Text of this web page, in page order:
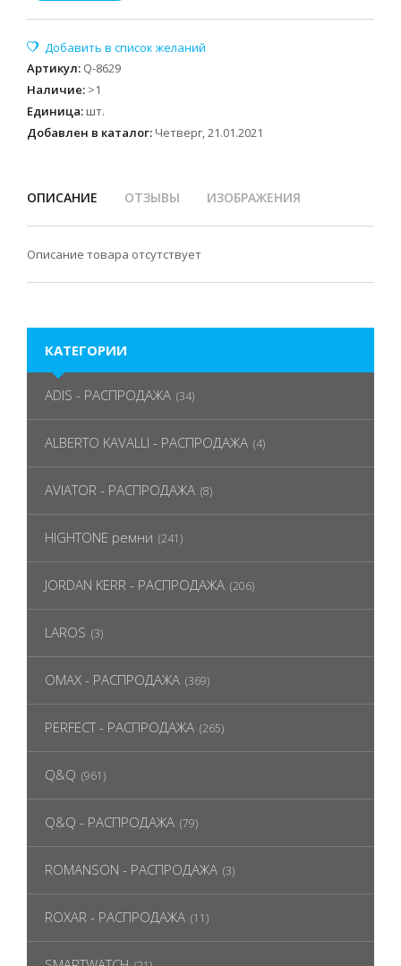
Артикул: Q-8629
Наличие: >1
Единица: шт.
Добавлен в каталог: Четверг, 21.01.2021
ОПИСАНИЕ ОТЗЫВЫ ИЗОБРАЖЕНИЯ
Описание товара отсутствует
КАТЕГОРИИ
ADIS - РАСПРОДАЖА (34)
ALBERTO KAVALLI - РАСПРОДАЖА (4)
AVIATOR - РАСПРОДАЖА (8)
HIGHTONE ремни (241)
JORDAN KERR - РАСПРОДАЖА (206)
LAROS (3)
OMAX - РАСПРОДАЖА (369)
PERFECT - РАСПРОДАЖА (265)
Q&Q (961)
Q&Q - РАСПРОДАЖА (79)
ROMANSON - РАСПРОДАЖА (3)
ROXAR - РАСПРОДАЖА (11)